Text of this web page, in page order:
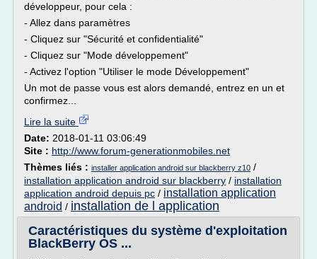
développeur, pour cela :
- Allez dans paramètres
- Cliquez sur "Sécurité et confidentialité"
- Cliquez sur "Mode développement"
- Activez l'option "Utiliser le mode Développement"
Un mot de passe vous est alors demandé, entrez en un et
confirmez...
Lire la suite
Date: 2018-01-11 03:06:49
Site : http://www.forum-generationmobiles.net
Thèmes liés : installer application android sur blackberry z10 /
installation application android sur blackberry / installation
application android depuis pc / installation application
android / installation de l application
Caractéristiques du système d'exploitation
BlackBerry OS ...